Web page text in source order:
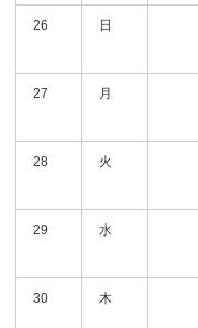
26 日
27 月
28 火
29 水
30 木